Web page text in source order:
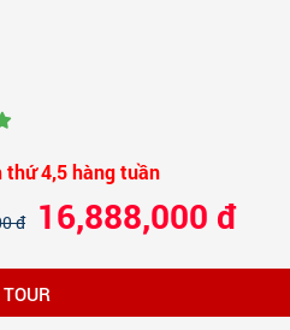
thứ 4,5 hàng tuần
đ 16,888,000 đ